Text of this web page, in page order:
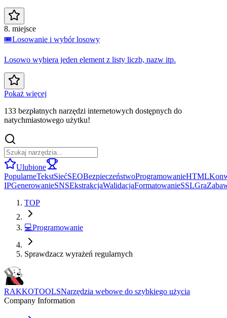
8. miejsce
🎟️Losowanie i wybór losowy
Losowo wybiera jeden element z listy liczb, nazw itp.
Pokaż więcej
133 bezpłatnych narzędzi internetowych dostępnych do
natychmiastowego użytku!
Ulubione
PopularneTekstSiećSEOBezpieczeństwoProgramowanieHTML
IPGenerowanieSNSEkstrakcjaWalidacjaFormatowanieSSLGra
TOP
💻Programowanie
Sprawdzacz wyrażeń regularnych
RAKKOTOOLSNarzędzia webowe do szybkiego użycia
Company Information